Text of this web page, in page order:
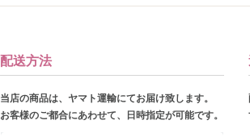
配送方法
当店の商品は、ヤマト運輸にてお届け致します。
お客様のご都合にあわせて、日時指定が可能です。